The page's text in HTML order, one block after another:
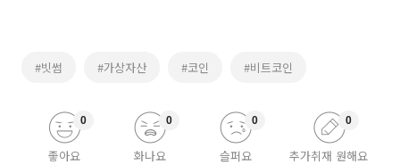
#빗썸 #가상자산 #코인 #비트코인
좋아요
0
화나요
0
슬퍼요
0
추가취재 원해요
0